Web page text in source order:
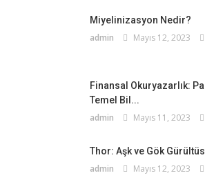
Miyelinizasyon Nedir?
admin Mayıs 12, 2023
Finansal Okuryazarlık:
Temel Bil...
admin Mayıs 11, 2023
Thor: Aşk ve Gök
admin Mayıs 12, 2023